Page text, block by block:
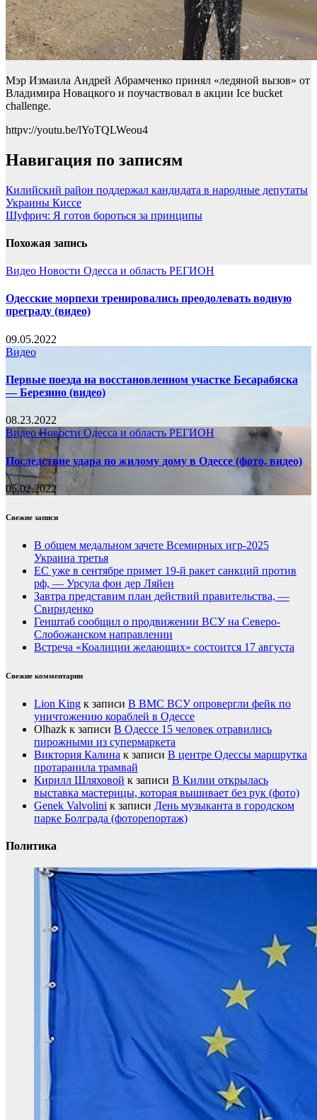
Мэр Измаила Андрей Абрамченко принял «ледяной вызов» от
Владимира Новацкого и поучаствовал в акции Ice bucket
challenge.
httpv://youtu.be/lYoTQLWeou4
Навигация по записям
Килийский район поддержал кандидата в народные депутаты
Украины Киссе
Шуфрич: Я готов бороться за принципы
Похожая запись
Видео Новости Одесса и область РЕГИОН
Одесские морпехи тренировались преодолевать водную
преграду (видео)
09.05.2022
Видео
Первые поезда на восстановленном участке Бесарабяска
— Березино (видео)
08.23.2022
ВидеоНовости Одесса и область РЕГИОН
Последствие удара по жилому дому в Одессе (фото, видео)
05.02.2022
Свежие записи
В общем медальном зачете Всемирных игр-2025
Украина третья
ЕС уже в сентябре примет 19-й ракет санкций против
рф, — Урсула фон дер Ляйен
Завтра представим план действий правительства, —
Свириденко
Генштаб сообщил о продвижении ВСУ на Северо-
Слобожанском направлении
Встреча «Коалиции желающих» состоится 17 августа
Свежие комментарии
Lion King к записи В ВМС ВСУ опровергли фейк по
уничтожению кораблей в Одессе
Olhazk к записи В Одессе 15 человек отравились
пирожными из супермаркета
Виктория Калина к записи В центре Одессы маршрутка
протаранила трамвай
Кирилл Шляховой к записи В Килии открылась
выставка мастерицы, которая вышивает без рук (фото)
Genek Valvolini к записи День музыканта в городском
парке Болграда (фоторепортаж)
Политика